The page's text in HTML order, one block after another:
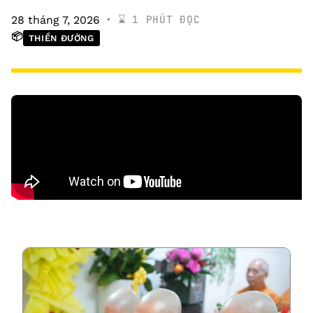
28 tháng 7, 2026 ⌛️ 1 PHÚT ĐỌC
📦 THIỀN ĐƯỜNG